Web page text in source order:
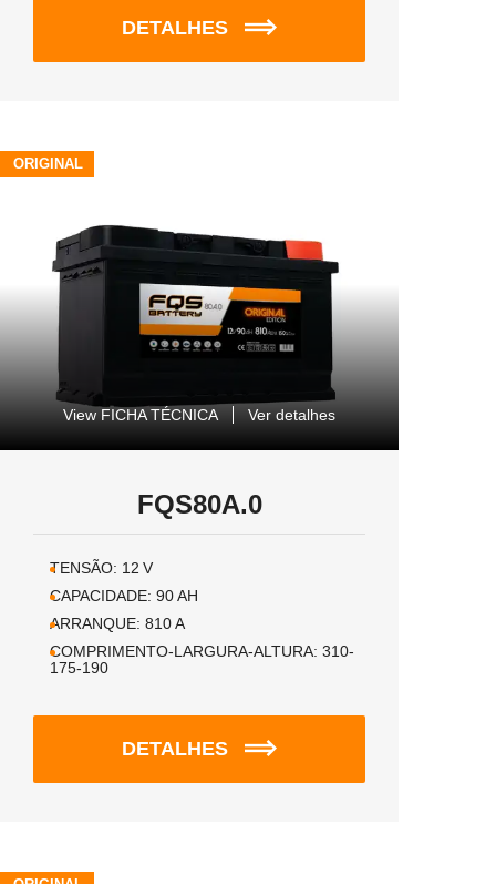
DETALHES
ORIGINAL
View FICHA TÉCNICA Ver detalhes
FQS80A.0
TENSÃO: 12 V
CAPACIDADE: 90AH
ARRANQUE: 810A
COMPRIMENTO-LARGURA-ALTURA: 310-
175-190
DETALHES